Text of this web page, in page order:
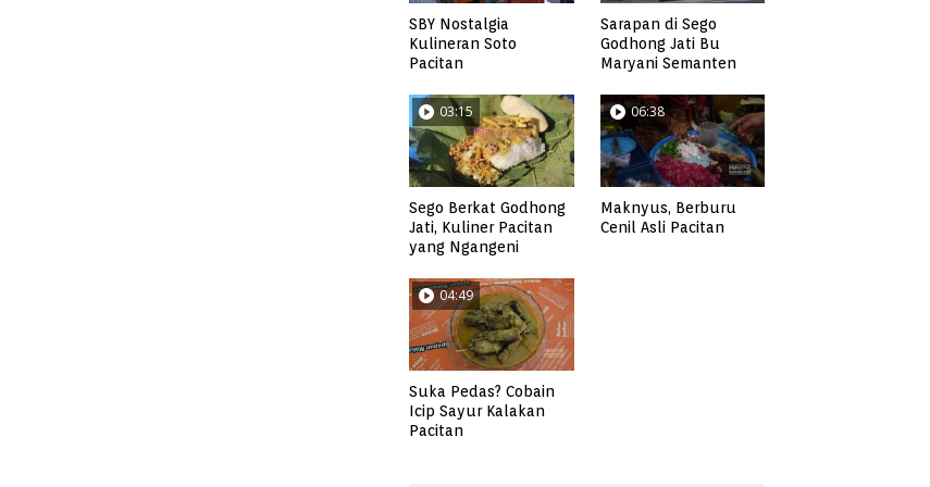
SBY Nostalgia
Kulineran Soto
Pacitan
Sarapan di Sego
Godhong Jati Bu
Maryani Semanten
03:15
Sego Berkat Godhong
Jati, Kuliner Pacitan
yang Ngangeni
06:38
Maknyus, Berburu
Cenil Asli Pacitan
04:49
Suka Pedas? Cobain
Icip Sayur Kalakan
Pacitan